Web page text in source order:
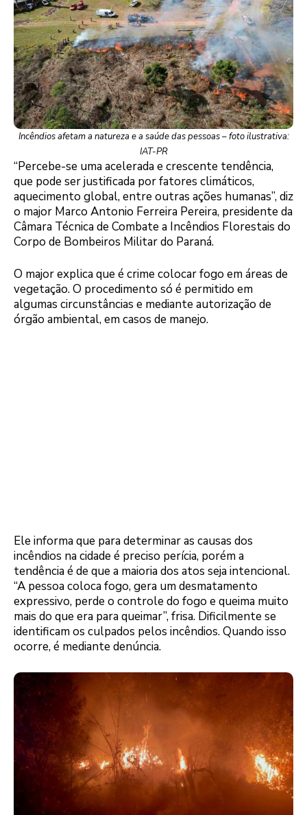
Incêndios afetam a natureza e a saúde das pessoas – foto ilustrativa:
IAT-PR
“Percebe-se uma acelerada e crescente tendência,
que pode ser justificada por fatores climáticos,
aquecimento global, entre outras ações humanas”, diz
o major Marco Antonio Ferreira Pereira, presidente da
Câmara Técnica de Combate a Incêndios Florestais do
Corpo de Bombeiros Militar do Paraná.
O major explica que é crime colocar fogo em áreas de
vegetação. O procedimento só é permitido em
algumas circunstâncias e mediante autorização de
órgão ambiental, em casos de manejo.
Ele informa que para determinar as causas dos
incêndios na cidade é preciso perícia, porém a
tendência é de que a maioria dos atos seja intencional.
“A pessoa coloca fogo, gera um desmatamento
expressivo, perde o controle do fogo e queima muito
mais do que era para queimar”, frisa. Dificilmente se
identificam os culpados pelos incêndios. Quando isso
ocorre, é mediante denúncia.